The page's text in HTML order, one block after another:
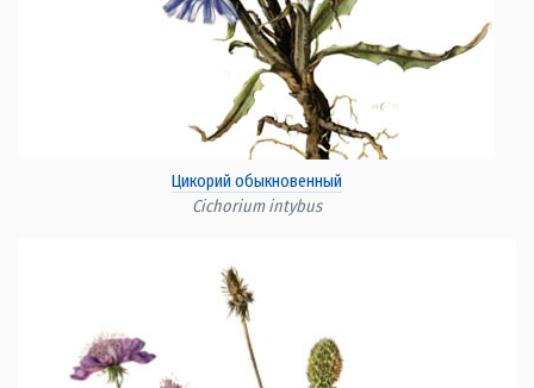
Цикорий обыкновенный
Cichorium intybus